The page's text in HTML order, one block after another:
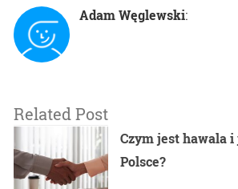
Adam Węglewski:
Related Post
Czym jest hawala i
Polsce?